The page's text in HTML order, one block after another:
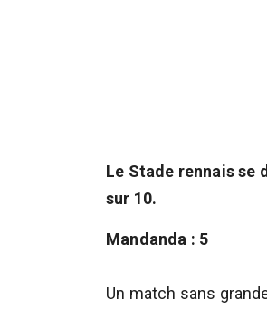
Le Stade rennais se
sur 10.
Mandanda : 5
Un match sans